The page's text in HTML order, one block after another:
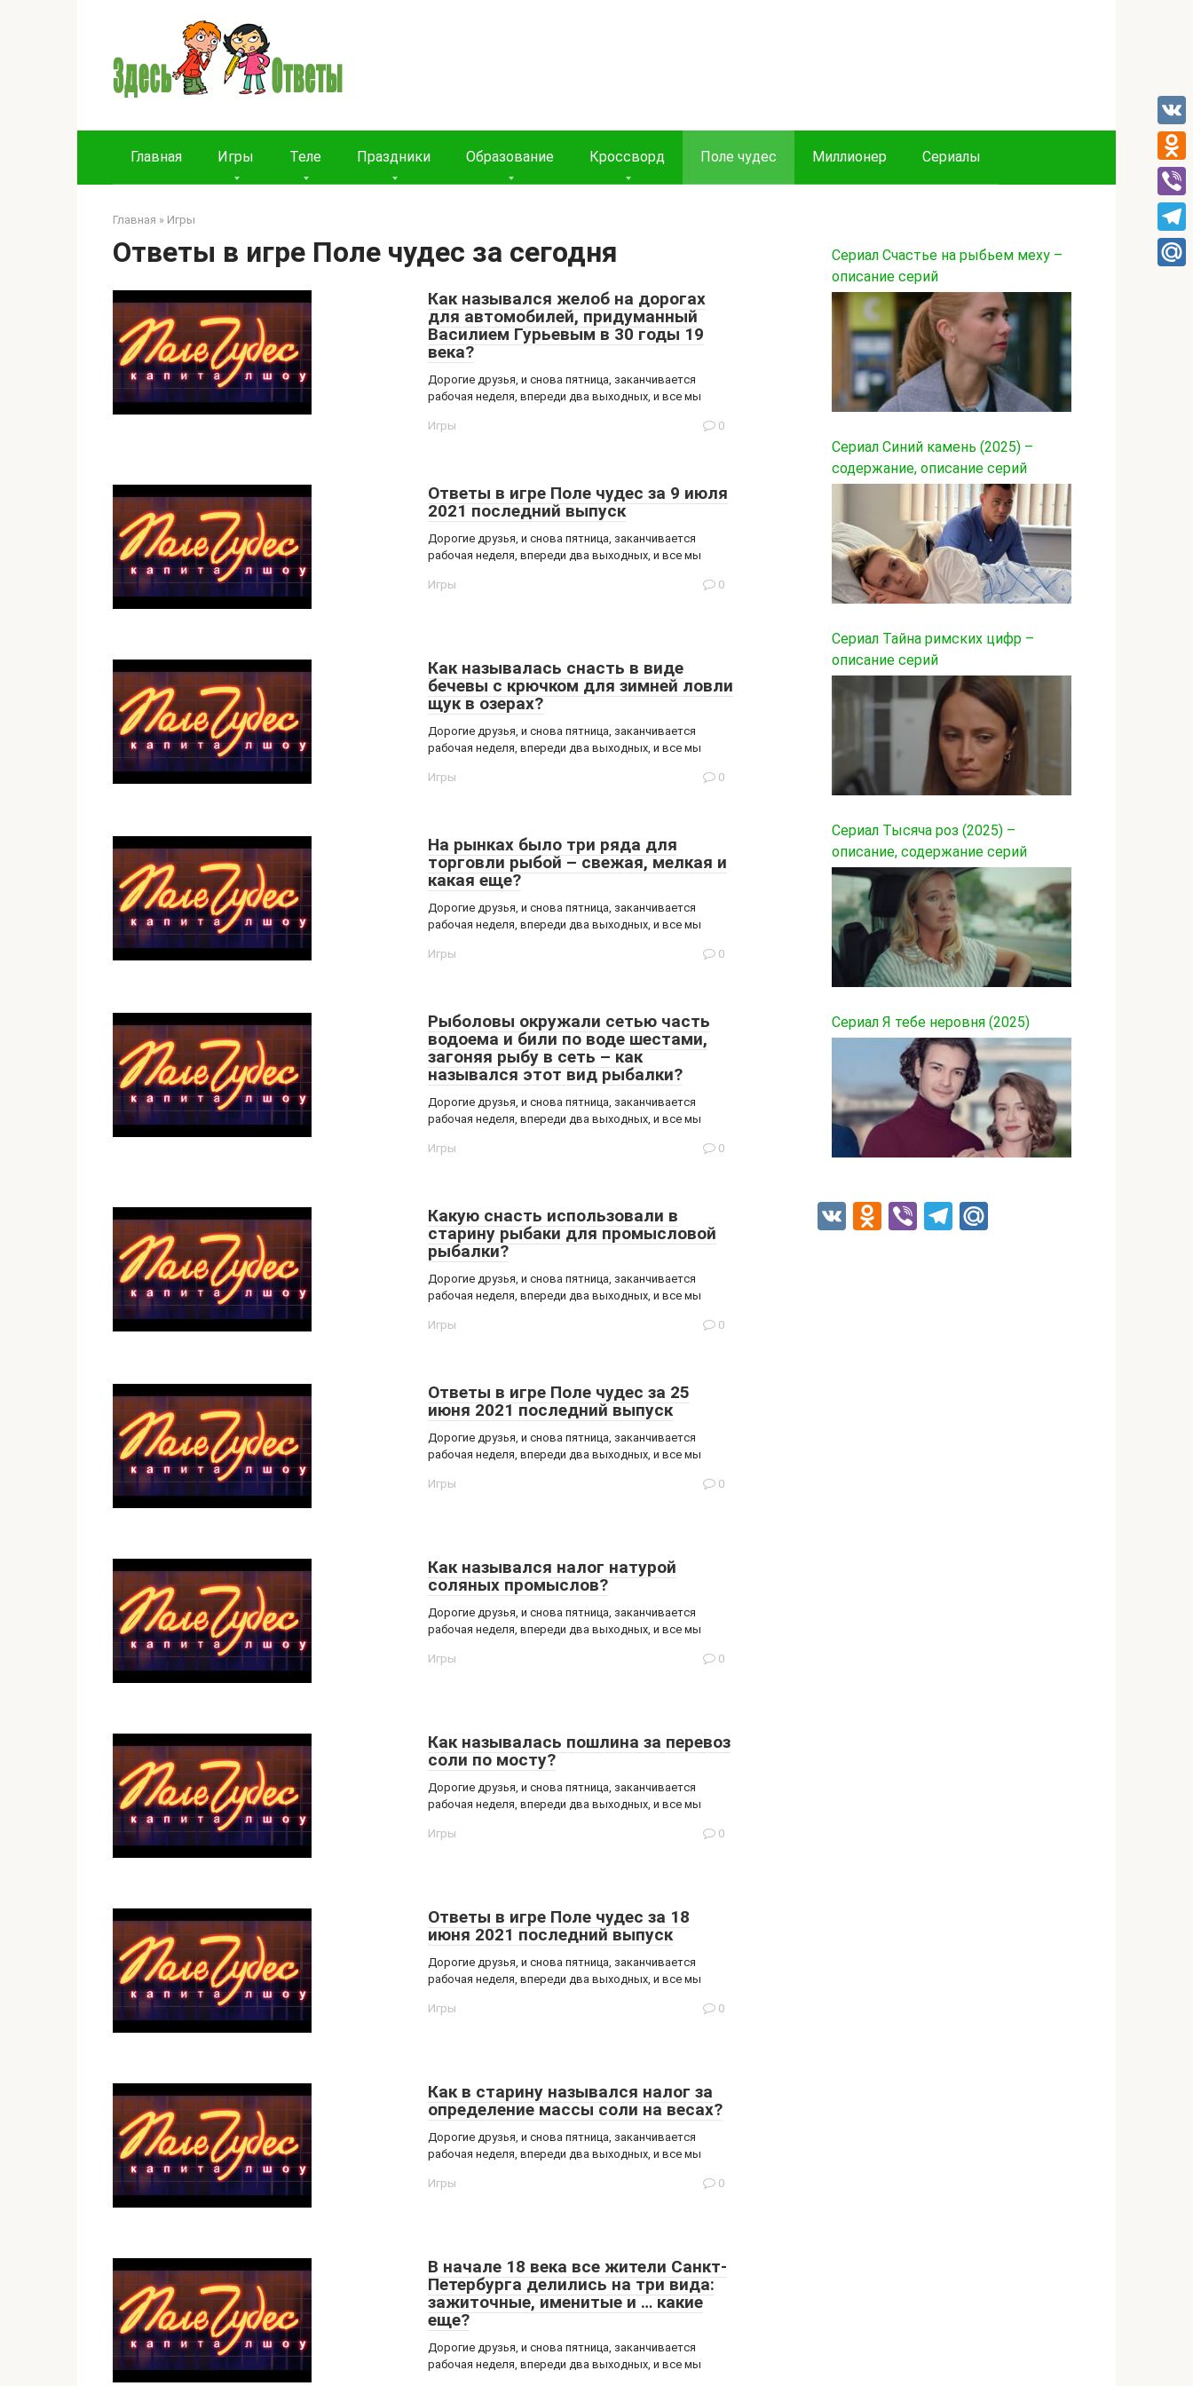
Главная Игры Теле Праздники Образование Кроссворд Поле чудес Миллионер Сериалы
Главная » Игры
Ответы в игре Поле чудес за сегодня
Как назывался желоб на дорогах
для автомобилей, придуманный
Василием Гурьевым в 30 годы 19
века?
Дорогие друзья, и снова пятница, заканчивается
рабочая неделя, впереди два выходных, и все мы
Игры 0
Ответы в игре Поле чудес за 9 июля
2021 последний выпуск
Дорогие друзья, и снова пятница, заканчивается
рабочая неделя, впереди два выходных, и все мы
Игры 0
Как называлась снасть в виде
бечевы с крючком для зимней ловли
щук в озерах?
Дорогие друзья, и снова пятница, заканчивается
рабочая неделя, впереди два выходных, и все мы
Игры 0
На рынках было три ряда для
торговли рыбой – свежая, мелкая и
какая еще?
Дорогие друзья, и снова пятница, заканчивается
рабочая неделя, впереди два выходных, и все мы
Игры 0
Рыболовы окружали сетью часть
водоема и били по воде шестами,
загоняя рыбу в сеть – как
назывался этот вид рыбалки?
Дорогие друзья, и снова пятница, заканчивается
рабочая неделя, впереди два выходных, и все мы
Игры 0
Какую снасть использовали в
старину рыбаки для промысловой
рыбалки?
Дорогие друзья, и снова пятница, заканчивается
рабочая неделя, впереди два выходных, и все мы
Игры 0
Ответы в игре Поле чудес за 25
июня 2021 последний выпуск
Дорогие друзья, и снова пятница, заканчивается
рабочая неделя, впереди два выходных, и все мы
Игры 0
Как назывался налог натурой
соляных промыслов?
Дорогие друзья, и снова пятница, заканчивается
рабочая неделя, впереди два выходных, и все мы
Игры 0
Как называлась пошлина за перевоз
соли по мосту?
Дорогие друзья, и снова пятница, заканчивается
рабочая неделя, впереди два выходных, и все мы
Игры 0
Ответы в игре Поле чудес за 18
июня 2021 последний выпуск
Дорогие друзья, и снова пятница, заканчивается
рабочая неделя, впереди два выходных, и все мы
Игры 0
Как в старину назывался налог за
определение массы соли на весах?
Дорогие друзья, и снова пятница, заканчивается
рабочая неделя, впереди два выходных, и все мы
Игры 0
В начале 18 века все жители Санкт-
Петербурга делились на три вида:
зажиточные, именитые и … какие
еще?
Дорогие друзья, и снова пятница, заканчивается
рабочая неделя, впереди два выходных, и все мы
Сериал Счастье на рыбьем меху –
описание серий
Сериал Синий камень (2025) –
содержание, описание серий
Сериал Тайна римских цифр –
описание серий
Сериал Тысяча роз (2025) –
описание, содержание серий
Сериал Я тебе неровня (2025)
VK Odnoklassniki
ViberTelegram
VK
Viber